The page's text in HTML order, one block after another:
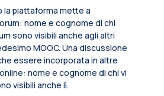
la piattaforma mette a
nome e cognome di chi
sono visibili anche agli altri
MOOC. Una discussione
essere incorporata in altre
nome e cognome di chi vi
visibili anche lì.